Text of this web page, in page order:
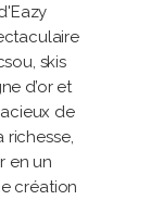
skis
d’or et
de
richesse,
en un
création